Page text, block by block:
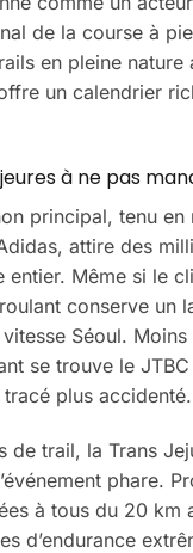
de la course à
en pleine nature
un calendrier
à ne pas
principal, tenu en
attire des
entier. Même si le
conserve un
Séoul.
se trouve le
plus accidenté.
de trail, la Trans
phare.
à tous du 20 km
d’endurance